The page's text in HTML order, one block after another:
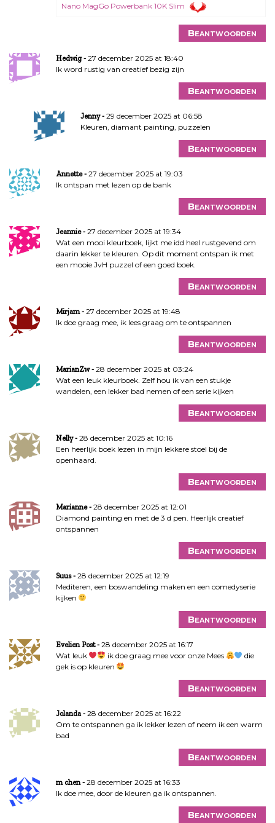
Nano MagGo Powerbank 10K Slim
Beantwoorden
Hedwig
27 december 2025 at 18:40
Ik word rustig van creatief bezig zijn
Beantwoorden
Jenny
29 december 2025 at 06:58
Kleuren, diamant painting, puzzelen
Beantwoorden
Annette
27 december 2025 at 19:03
Ik ontspan met lezen op de bank
Beantwoorden
Jeannie
27 december 2025 at 19:34
Wat een mooi kleurboek, lijkt me idd heel rustgevend om
daarin lekker te kleuren. Op dit moment ontspan ik met
een mooie JvH puzzel of een goed boek.
Beantwoorden
Mirjam
27 december 2025 at 19:48
Ik doe graag mee, ik lees graag om te ontspannen
Beantwoorden
MarianZw
28 december 2025 at 03:24
Wat een leuk kleurboek. Zelf hou ik van een stukje
wandelen, een lekker bad nemen of een serie kijken
Beantwoorden
Nelly
28 december 2025 at 10:16
Een heerlijk boek lezen in mijn lekkere stoel bij de
openhaard.
Beantwoorden
Marianne
28 december 2025 at 12:01
Diamond painting en met de 3 d pen. Heerlijk creatief
ontspannen
Beantwoorden
Suus
28 december 2025 at 12:19
Mediteren, een boswandeling maken en een comedyserie
kijken
Beantwoorden
Evelien Post
28 december 2025 at 16:17
Wat leuk
ik doe graag mee voor onze Mees
die
gek is op kleuren
Beantwoorden
Jolanda
28 december 2025 at 16:22
Om te ontspannen ga ik lekker lezen of neem ik een warm
bad
Beantwoorden
m chen
28 december 2025 at 16:33
Ik doe mee, door de kleuren ga ik ontspannen.
Beantwoorden